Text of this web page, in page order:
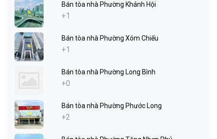
Bán tòa nhà Phường Khánh Hội
+1
Bán tòa nhà Phường Xóm Chiếu
+1
Bán tòa nhà Phường Long Bình
+0
Bán tòa nhà Phường Phước Long
+2